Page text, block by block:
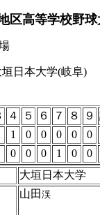
区高等学校野
日本大学(岐阜)
４ ５ ６ ７ ８ ９
1 0 0 0 0 0
0 0 0 1 0 0
大垣日本大学
山田 渓